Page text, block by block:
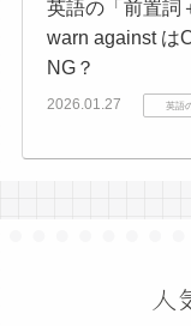
英語の「前置詞
warn against は
NG？
2026.01.27 英語
人